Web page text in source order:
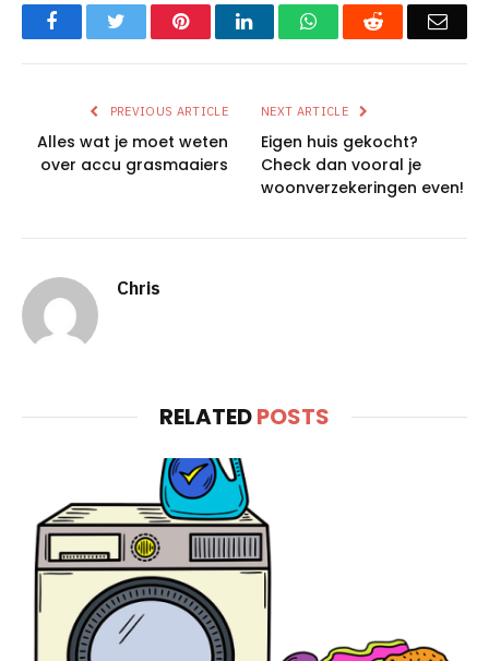
FacebookTwitter PinterestLinkedInWhatsAppReddit
PREVIOUS ARTICLE
Alles wat je moet weten
over accu grasmaaiers
NEXT ARTICLE
Eigen huis gekocht?
Check dan vooral je
woonverzekeringen even!
Chris
RELATEDPOSTS